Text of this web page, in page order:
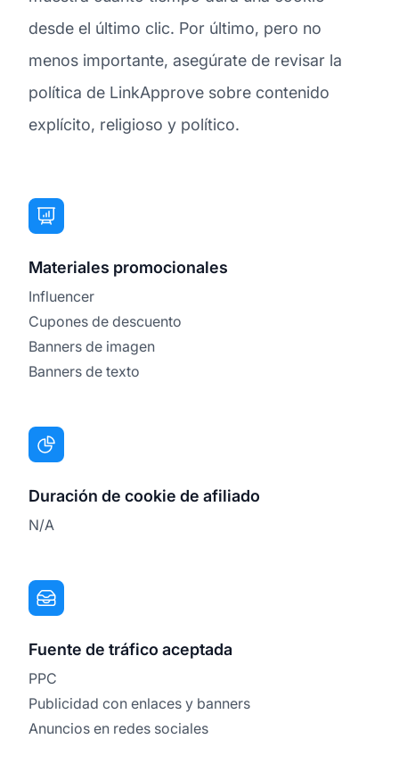
desde el último clic. Por último, pero no
menos importante, asegúrate de revisar la
política de LinkApprove sobre contenido
explícito, religioso y político.
Materiales promocionales
Influencer
Cupones de descuento
Banners de imagen
Banners de texto
Duración de cookie de afiliado
N/A
Fuente de tráfico aceptada
PPC
Publicidad con enlaces y banners
Anuncios en redes sociales